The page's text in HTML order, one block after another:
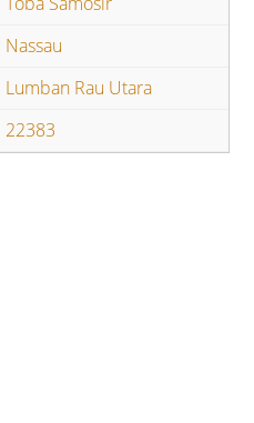
Nassau
Lumban Rau Utara
22383